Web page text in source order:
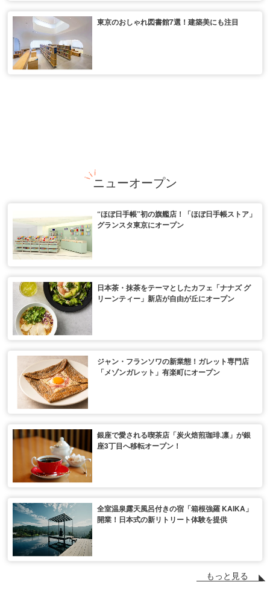
東京のおしゃれ図書館7選！建築美にも注目
ニューオープン
“ほぼ日手帳”初の旗艦店！「ほぼ日手帳ストア」
グランスタ東京にオープン
日本茶・抹茶をテーマとしたカフェ「ナナズ グ
リーンティー」新店が自由が丘にオープン
ジャン・フランソワの新業態！ガレット専門店
「メゾンガレット」有楽町にオープン
銀座で愛される喫茶店「炭火焙煎珈琲.凛」が銀
座3丁目へ移転オープン！
全室温泉露天風呂付きの宿「箱根強羅 KAIKA」
開業！日本式の新リトリート体験を提供
もっと見る